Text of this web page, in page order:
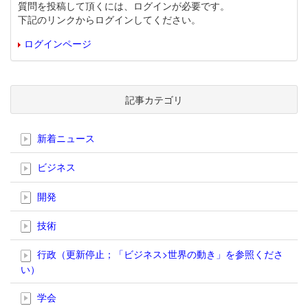
質問を投稿して頂くには、ログインが必要です。
下記のリンクからログインしてください。
ログインページ
記事カテゴリ
新着ニュース
ビジネス
開発
技術
行政（更新停止；「ビジネス>世界の動き」を参照くださ
い）
学会